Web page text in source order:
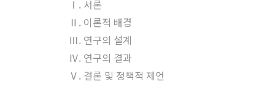
Ⅰ. 서론
Ⅱ. 이론적 배경
Ⅲ. 연구의 설계
Ⅳ. 연구의 결과
Ⅴ. 결론 및 정책적 제언